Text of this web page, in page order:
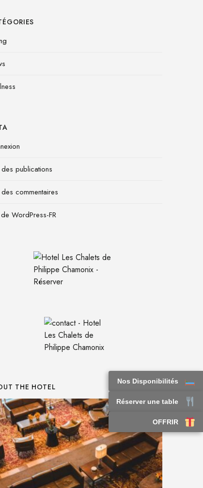
des publications
des commentaires
WordPress-FR
THE HOTEL
Nos Disponibilités
Réserver une table
OFFRIR